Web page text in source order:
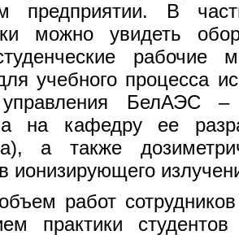
предприятии. В
можно увидеть
учебного процесса
БелАЭС
на кафедру ее
а также
ионизирующего
работ
практики